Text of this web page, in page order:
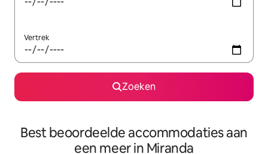
Vertrek
Zoeken
Best beoordeelde accommodaties aan
een meer in Miranda